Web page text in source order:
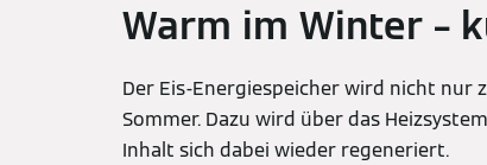
Warm im Winter –
Der Eis-Energiespeicher wird nicht nur
Sommer. Dazu wird über das
Inhalt sich dabei wieder regeneriert.